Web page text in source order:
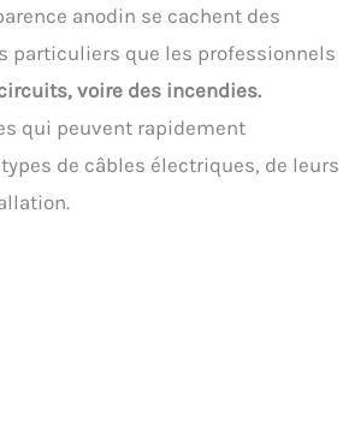
anodin se cachent des
particuliers que les professionnels
voire des incendies.
qui peuvent rapidement
de câbles électriques, de leurs